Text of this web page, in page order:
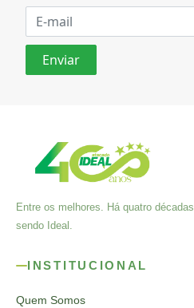
Entre os melhores. Há quatro décadas,
sendo Ideal.
INSTITUCIONAL
Quem Somos